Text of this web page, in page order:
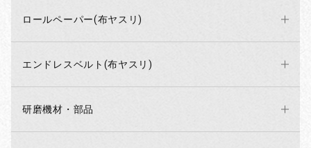
ロールペーパー(布ヤスリ)
エンドレスベルト(布ヤスリ)
研磨機材・部品